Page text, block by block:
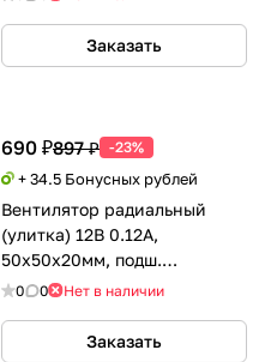
Заказать
690 ₽897 ₽ -23%
+ 34.5 Бонусных рублей
Вентилятор радиальный
(улитка) 12В 0.12А,
50х50х20мм, подш.
скольжения (Sleeve),
0 0 Нет в наличии
Заказать